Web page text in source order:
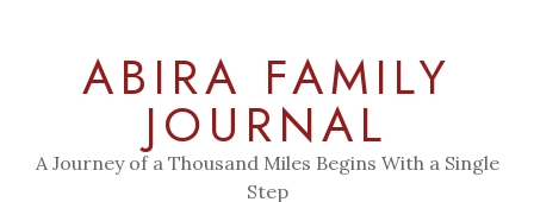
ABIRA FAMILY
JOURNAL
A Journey of a Thousand Miles Begins With a Single
Step